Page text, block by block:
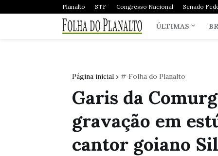
Planalto STF Congresso Nacional Senado
ÚLTIMAS
Página inicial # Folha do Planalto
Garis da
gravação em
cantor goiano